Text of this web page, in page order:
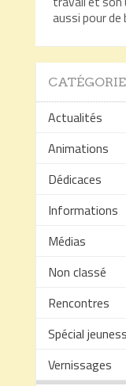
aussi pour de
Actualités
Animations
Dédicaces
Informations
Médias
Non classé
Rencontres
Spécial
Vernissages